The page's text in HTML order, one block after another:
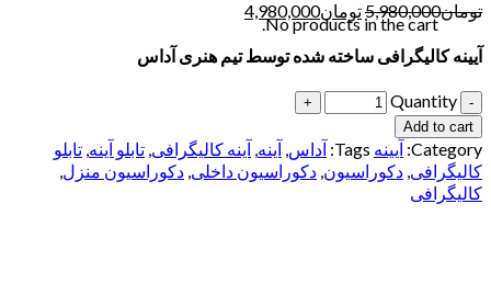
No products in the cart.
تومان5,980,000تومان4,980,000
آیینه کالیگرافی ساخته شده توسط تیم هنری آداس
Quantity
Add to cart
Category: آیینه Tags: آداس, آینه, آینه کالیگرافی, تابلو آینه, تابلو
کالیگرافی, دکوراسیون, دکوراسیون داخلی, دکوراسیون منزل,
کالیگرافی